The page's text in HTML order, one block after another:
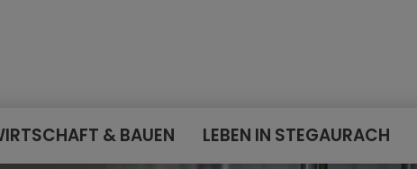
& BAUEN LEBEN IN STEGAURACH